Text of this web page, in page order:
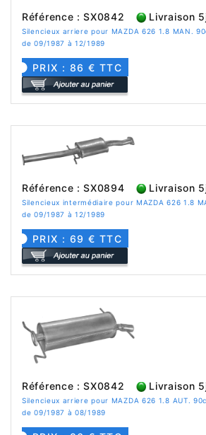
Référence : SX0842 Livraison
Silencieux arriere pour MAZDA 626 1.8 MAN.
de 09/1987 à 12/1989
PRIX : 86 € TTC
Référence : SX0894 Livraison
Silencieux intermédiaire pour MAZDA 626 1.8
de 09/1987 à 12/1989
PRIX : 69 € TTC
Référence : SX0842 Livraison
Silencieux arriere pour MAZDA 626 1.8 AUT.
de 09/1987 à 08/1989